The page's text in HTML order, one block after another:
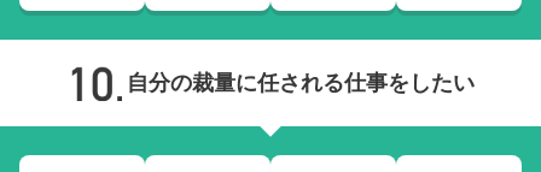
自分の裁量に任される仕事をしたい